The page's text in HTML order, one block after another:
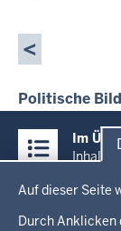
Auf dieser Seite
Durch
Politische
Inhalte
Im
Inhalt
Menü
in
Startseite